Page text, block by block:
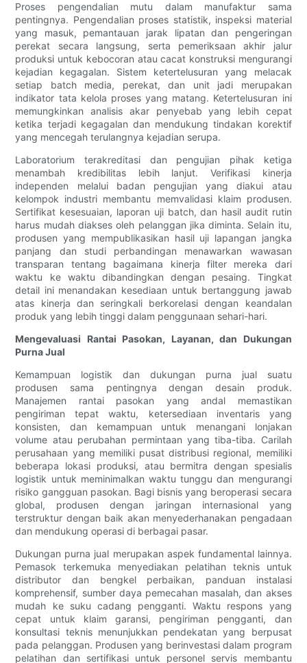
Proses pengendalian mutu dalam manufaktur sama
pentingnya. Pengendalian proses statistik, inspeksi material
yang masuk, pemantauan jarak lipatan dan pengeringan
perekat secara langsung, serta pemeriksaan akhir jalur
produksi untuk kebocoran atau cacat konstruksi mengurangi
kejadian kegagalan. Sistem ketertelusuran yang melacak
setiap batch media, perekat, dan unit jadi merupakan
indikator tata kelola proses yang matang. Ketertelusuran ini
memungkinkan analisis akar penyebab yang lebih cepat
ketika terjadi kegagalan dan mendukung tindakan korektif
yang mencegah terulangnya kejadian serupa.
Laboratorium terakreditasi dan pengujian pihak ketiga
menambah kredibilitas lebih lanjut. Verifikasi kinerja
independen melalui badan pengujian yang diakui atau
kelompok industri membantu memvalidasi klaim produsen.
Sertifikat kesesuaian, laporan uji batch, dan hasil audit rutin
harus mudah diakses oleh pelanggan jika diminta. Selain itu,
produsen yang mempublikasikan hasil uji lapangan jangka
panjang dan studi perbandingan menawarkan wawasan
transparan tentang bagaimana kinerja filter mereka dari
waktu ke waktu dibandingkan dengan pesaing. Tingkat
detail ini menandakan kesediaan untuk bertanggung jawab
atas kinerja dan seringkali berkorelasi dengan keandalan
produk yang lebih tinggi dalam penggunaan sehari-hari.
Mengevaluasi Rantai Pasokan, Layanan, dan Dukungan
Purna Jual
Kemampuan logistik dan dukungan purna jual suatu
produsen sama pentingnya dengan desain produk.
Manajemen rantai pasokan yang andal memastikan
pengiriman tepat waktu, ketersediaan inventaris yang
konsisten, dan kemampuan untuk menangani lonjakan
volume atau perubahan permintaan yang tiba-tiba. Carilah
perusahaan yang memiliki pusat distribusi regional, memiliki
beberapa lokasi produksi, atau bermitra dengan spesialis
logistik untuk meminimalkan waktu tunggu dan mengurangi
risiko gangguan pasokan. Bagi bisnis yang beroperasi secara
global, produsen dengan jaringan internasional yang
terstruktur dengan baik akan menyederhanakan pengadaan
dan mendukung operasi di berbagai pasar.
Dukungan purna jual merupakan aspek fundamental lainnya.
Pemasok terkemuka menyediakan pelatihan teknis untuk
distributor dan bengkel perbaikan, panduan instalasi
komprehensif, sumber daya pemecahan masalah, dan akses
mudah ke suku cadang pengganti. Waktu respons yang
cepat untuk klaim garansi, pengiriman pengganti, dan
konsultasi teknis menunjukkan pendekatan yang berpusat
pada pelanggan. Produsen yang berinvestasi dalam program
pelatihan dan sertifikasi untuk personel servis membantu